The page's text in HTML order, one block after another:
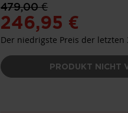
246,95 €
479,00 €
Der niedrigste Preis der letzten
PRODUKT NICHT